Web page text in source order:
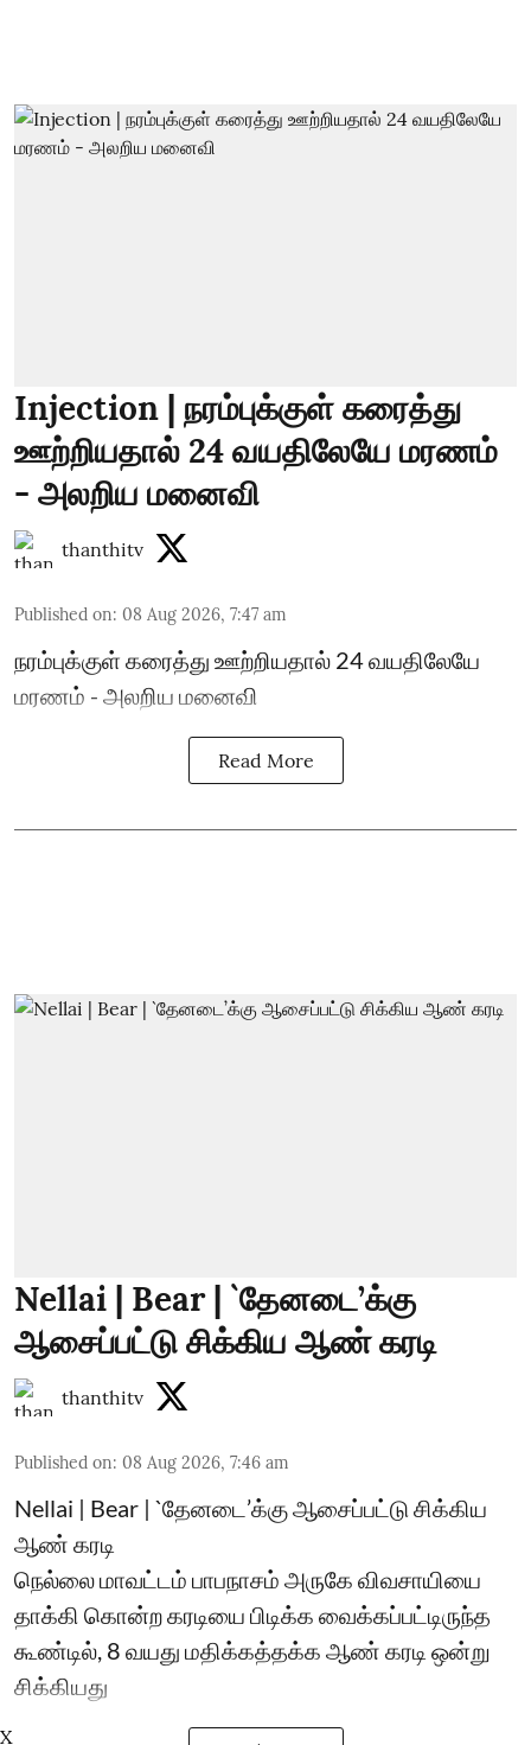
Injection | நரம்புக்குள் கரைத்து
ஊற்றியதால் 24 வயதிலேயே மரணம்
- அலறிய மனைவி
thanthitv
Published on: 08 Aug 2026, 7:47 am
நரம்புக்குள் கரைத்து ஊற்றியதால் 24 வயதிலேயே
மரணம் - அலறிய மனைவி
Read More
Nellai | Bear | `தேனடை’க்கு
ஆசைப்பட்டு சிக்கிய ஆண் கரடி
thanthitv
Published on: 08 Aug 2026, 7:46 am
Nellai | Bear | `தேனடை’க்கு ஆசைப்பட்டு சிக்கிய
ஆண் கரடி
நெல்லை மாவட்டம் பாபநாசம் அருகே விவசாயியை
தாக்கி கொன்ற கரடியை பிடிக்க வைக்கப்பட்டிருந்த
கூண்டில், 8 வயது மதிக்கத்தக்க ஆண் கரடி ஒன்று
சிக்கியது
X